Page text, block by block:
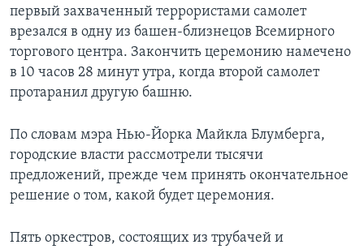
СОЦИАЛЬНЫЕ СЕТИ
первый захваченный террористами самолет
врезался в одну из башен-близнецов Всемирного
торгового центра. Закончить церемонию намечено
в 10 часов 28 минут утра, когда второй самолет
протаранил другую башню.
По словам мэра Нью-Йорка Майкла Блумберга,
городские власти рассмотрели тысячи
предложений, прежде чем принять окончательное
решение о том, какой будет церемония.
Пять оркестров, состоящих из трубачей и